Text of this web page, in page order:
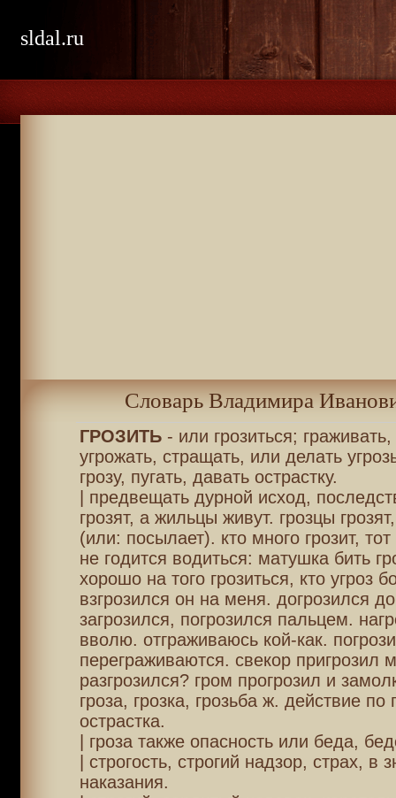
sldal.ru
Словарь Владимира
ГРОЗИТЬ- или грозиться;
угрожать, стращать, или делать
грозу, пугать, давать острастку.
| предвещать дурной исход,
грозят, а жильцы живут. грозцы
(или: посылает). кто много грозит,
не годится водиться: матушка бить
хорошо на того грозиться, кто угроз
взгрозился он на меня. догрозился
загрозился, погрозился пальцем.
вволю. отграживаюсь кой-как.
переграживаются. свекор пригрозил
разгрозился? гром прогрозил и
гроза, грозка, грозьба ж. действие по
острастка.
| гроза также опасность или беда,
| строгость, строгий надзор, страх, в
наказания.